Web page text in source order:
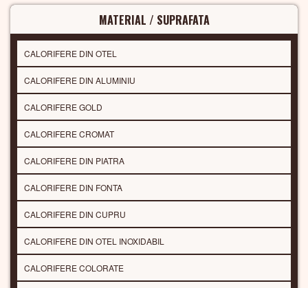
MATERIAL / SUPRAFATA
CALORIFERE DIN OTEL
CALORIFERE DIN ALUMINIU
CALORIFERE GOLD
CALORIFERE CROMAT
CALORIFERE DIN PIATRA
CALORIFERE DIN FONTA
CALORIFERE DIN CUPRU
CALORIFERE DIN OTEL INOXIDABIL
CALORIFERE COLORATE